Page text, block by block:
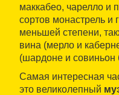
маккабео, чарелло и
сортов монастрель и
меньшей степени,
вина (мерло и
(шардоне и совиньон
Самая интересная
это великолепный